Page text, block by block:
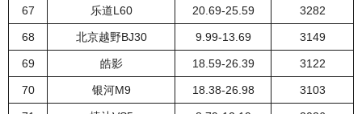
67 乐道L60 20.69-25.59 3282
68 北京越野BJ30 9.99-13.69 3149
69 皓影 18.59-26.39 3122
70 银河M9 18.38-26.98 3103